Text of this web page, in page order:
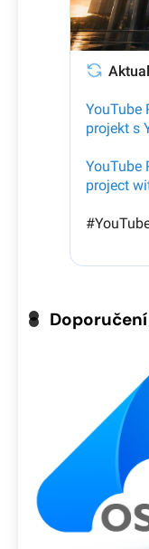
Doporučení